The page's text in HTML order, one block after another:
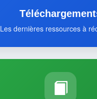
Les dernières ressources à